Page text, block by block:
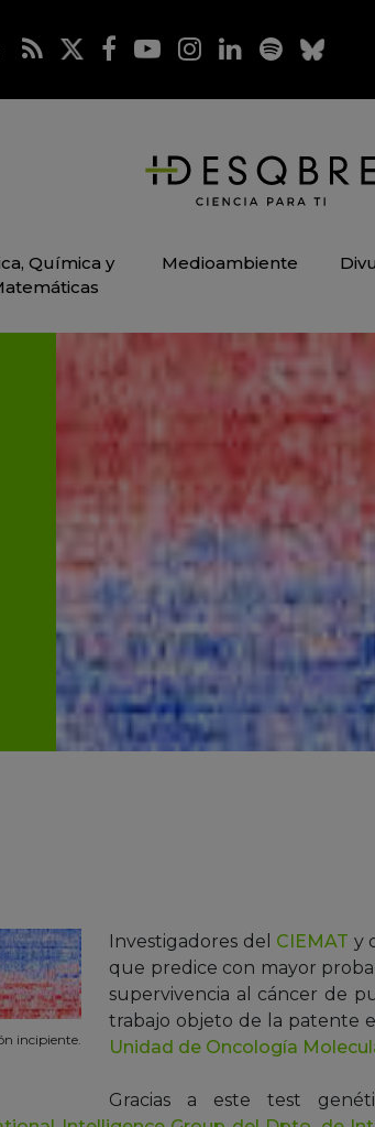
Química y
Medioambiente
incipiente.
Investigadores del CIEMAT y
que predice con mayor
supervivencia al cáncer de
trabajo objeto de la patente
Unidad de Oncología
Gracias a este test